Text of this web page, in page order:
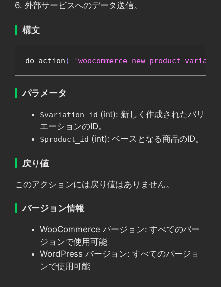
6. 外部サービスへのデータ送信。
構文
do_action (
パラメータ
$variation_id (int): 新しく作成されたバリ
エーションのID。
$product_id (int): ベースとなる商品のID。
戻り値
このアクションには戻り値はありません。
バージョン情報
WooCommerce バージョン: すべてのバー
ジョンで使用可能
WordPress バージョン: すべてのバージョ
ンで使用可能